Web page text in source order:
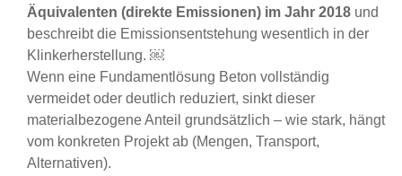
Äquivalenten (direkte Emissionen) im Jahr 2018 und
beschreibt die Emissionsentstehung wesentlich in der
Klinkerherstellung. ￼
Wenn eine Fundamentlösung Beton vollständig
vermeidet oder deutlich reduziert, sinkt dieser
materialbezogene Anteil grundsätzlich – wie stark, hängt
vom konkreten Projekt ab (Mengen, Transport,
Alternativen).